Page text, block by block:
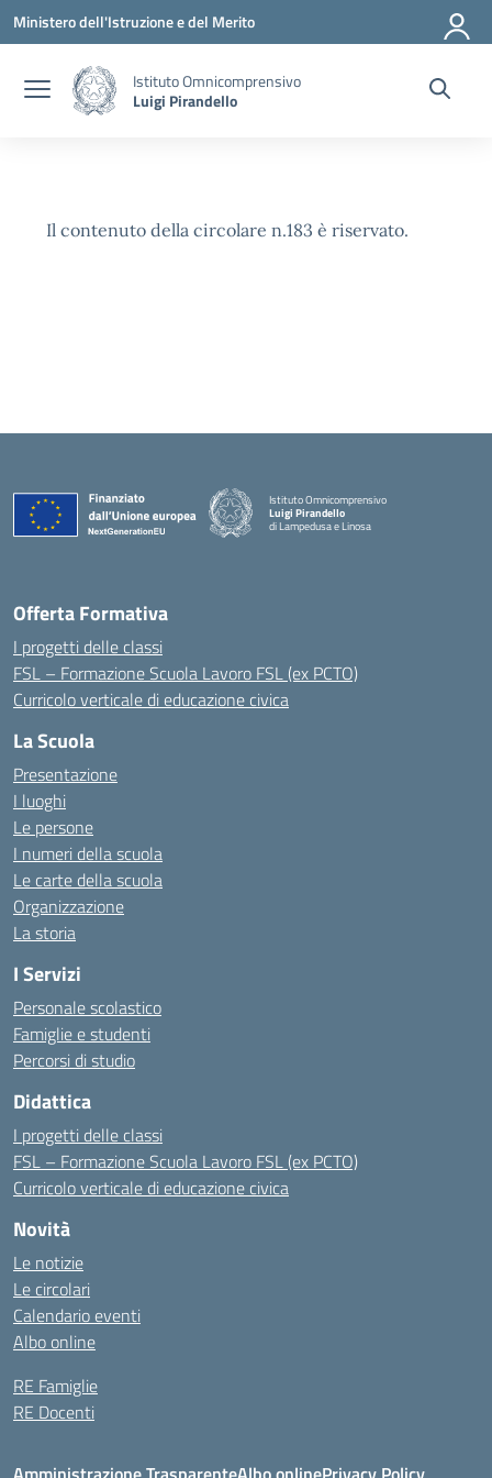
Vai ai contenuti
Vai al menu di navigazione
Vai al footer
Ministero dell'Istruzione e del Merito
Istituto Omnicomprensivo
Luigi Pirandello
Il contenuto della circolare n.183 è riservato.
Istituto Omnicomprensivo
Luigi Pirandello
di Lampedusa e Linosa
Offerta Formativa
I progetti delle classi
FSL – Formazione Scuola Lavoro FSL (ex PCTO)
Curricolo verticale di educazione civica
La Scuola
Presentazione
I luoghi
Le persone
I numeri della scuola
Le carte della scuola
Organizzazione
La storia
I Servizi
Personale scolastico
Famiglie e studenti
Percorsi di studio
Didattica
I progetti delle classi
FSL – Formazione Scuola Lavoro FSL (ex PCTO)
Curricolo verticale di educazione civica
Novità
Le notizie
Le circolari
Calendario eventi
Albo online
RE Famiglie
RE Docenti